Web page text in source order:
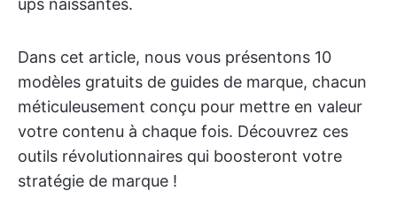
ups naissantes.
Dans cet article, nous vous présentons 10
modèles gratuits de guides de marque, chacun
méticuleusement conçu pour mettre en valeur
votre contenu à chaque fois. Découvrez ces
outils révolutionnaires qui boosteront votre
stratégie de marque !